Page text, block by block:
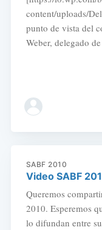
content/uploads/
punto de vista del
Weber, delegado
SABF 2010
Video SABF
Queremos
2010. Esperemos
lo difundan entre